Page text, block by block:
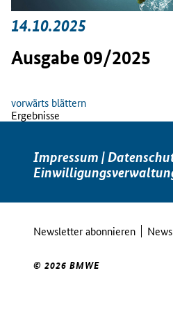
14.10.2025
Ausgabe 09/2025
vorwärts blättern
Ergebnisse
Impressum |
Newsletter abonnieren
© 2026 BMWE